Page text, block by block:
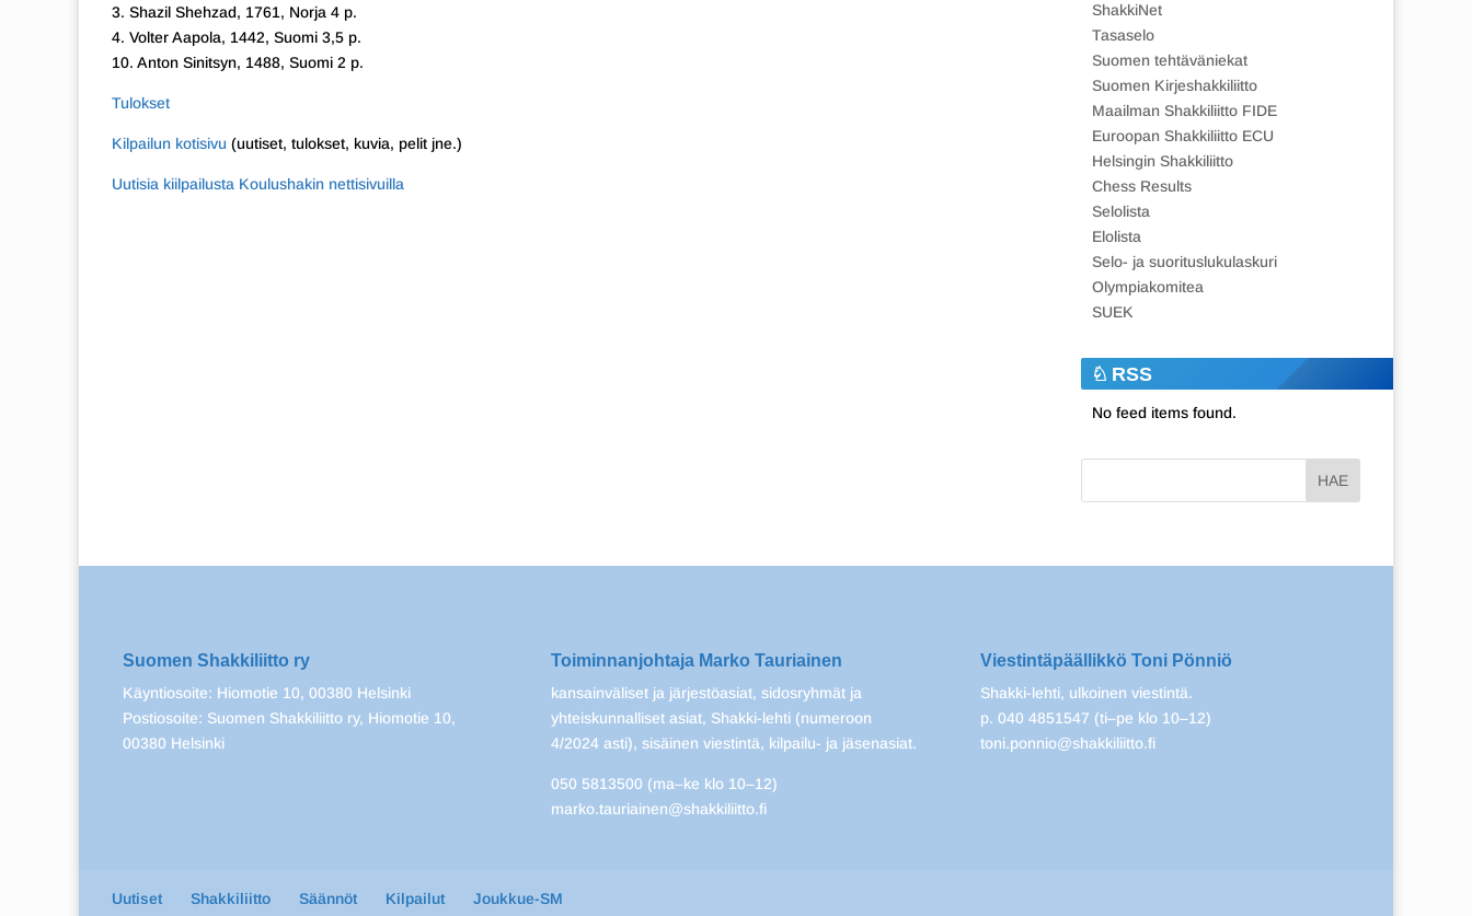
3. Shazil Shehzad, 1761, Norja 4 p.
4. Volter Aapola, 1442, Suomi 3,5 p.
10. Anton Sinitsyn, 1488, Suomi 2 p.
Tulokset
Kilpailun kotisivu (uutiset, tulokset, kuvia, pelit jne.)
Uutisia kiilpailusta Koulushakin nettisivuilla
ShakkiNet
Tasaselo
Suomen tehtäväniekat
Suomen Kirjeshakkiliitto
Maailman Shakkiliitto FIDE
Euroopan Shakkiliitto ECU
Helsingin Shakkiliitto
Chess Results
Selolista
Elolista
Selo- ja suorituslukulaskuri
Olympiakomitea
SUEK
RSS
No feed items found.
Suomen Shakkiliitto ry
Käyntiosoite: Hiomotie 10, 00380 Helsinki
Postiosoite: Suomen Shakkiliitto ry, Hiomotie 10,
00380 Helsinki
Toiminnanjohtaja Marko Tauriainen
kansainväliset ja järjestöasiat, sidosryhmät ja
yhteiskunnalliset asiat, Shakki-lehti (numeroon
4/2024 asti), sisäinen viestintä, kilpailu- ja jäsenasiat.
050 5813500 (ma–ke klo 10–12)
marko.tauriainen@shakkiliitto.fi
Viestintäpäällikkö Toni Pönniö
Shakki-lehti, ulkoinen viestintä.
p. 040 4851547 (ti–pe klo 10–12)
toni.ponnio@shakkiliitto.fi
Uutiset Shakkiliitto Säännöt Kilpailut Joukkue-SM